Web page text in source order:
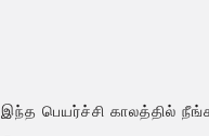
இந்த பெயர்ச்சி காலத்தில்